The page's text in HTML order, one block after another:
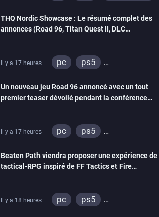
THQ Nordic Showcase : Le résumé complet des
annonces (Road 96, Titan Quest II, DLC
Il y a 17 heures pc
ps5
stadia
ps4
xbox one
switch 2
Un nouveau jeu Road 96 annoncé avec un tout
premier teaser dévoilé pendant la conférence
Il y a 17 heures pc
ps5
stadia
ps4
xbox one
Beaten Path viendra proposer une expérience de
tactical-RPG inspiré de FF Tactics et Fire
Il y a 18 heures pc
ps5